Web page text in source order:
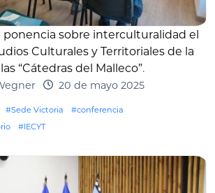
sobre interculturalidad el
Culturales y Territoriales de la
“Cátedras del Malleco”.
20 de mayo 2025
#Sede Victoria
#conferencia
#IECYT